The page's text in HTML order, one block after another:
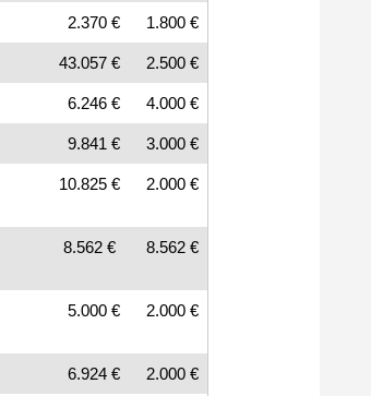
2.370 € 1.800 €
43.057 € 2.500 €
6.246 € 4.000 €
9.841 € 3.000 €
10.825 € 2.000 €
8.562 € 8.562 €
5.000 € 2.000 €
6.924 € 2.000 €